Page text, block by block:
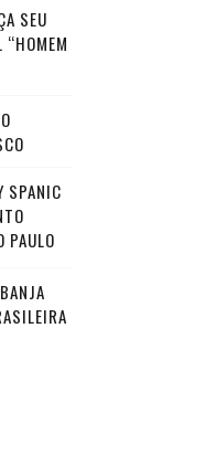
SEU
“HOMEM
SPANIC
PAULO